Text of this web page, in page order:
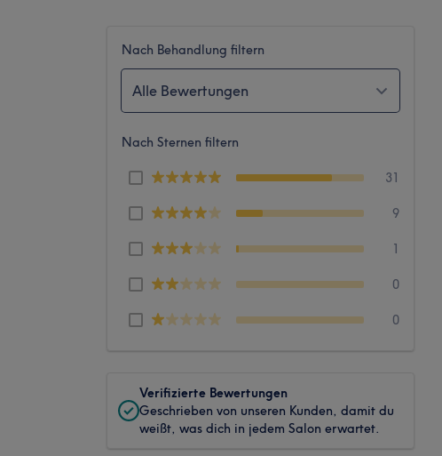
Nach Behandlung filtern
Alle Bewertungen
Nach Sternen filtern
31
9
1
0
0
Verifizierte Bewertungen
Geschrieben von unseren Kunden, damit du
weißt, was dich in jedem Salon erwartet.